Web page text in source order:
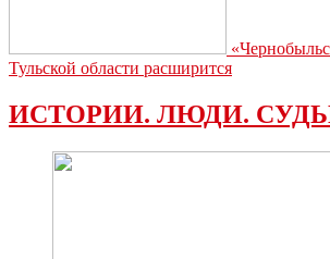
Тульской области расширится
ИСТОРИИ. ЛЮДИ.